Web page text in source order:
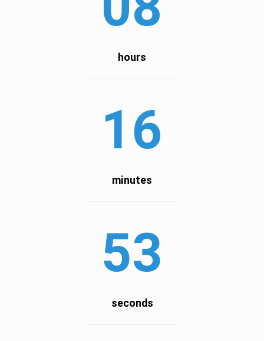
hours
16
minutes
52
seconds